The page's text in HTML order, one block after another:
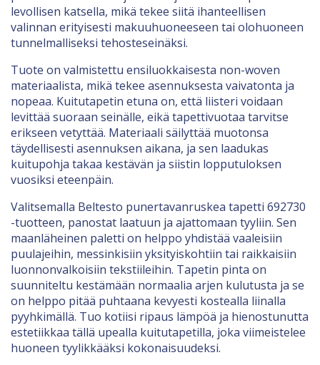
levollisen katsella, mikä tekee siitä ihanteellisen
valinnan erityisesti makuuhuoneeseen tai olohuoneen
tunnelmalliseksi tehosteseinäksi.
Tuote on valmistettu ensiluokkaisesta non-woven
materiaalista, mikä tekee asennuksesta vaivatonta ja
nopeaa. Kuitutapetin etuna on, että liisteri voidaan
levittää suoraan seinälle, eikä tapettivuotaa tarvitse
erikseen vetyttää. Materiaali säilyttää muotonsa
täydellisesti asennuksen aikana, ja sen laadukas
kuitupohja takaa kestävän ja siistin lopputuloksen
vuosiksi eteenpäin.
Valitsemalla Beltesto punertavanruskea tapetti 692730
-tuotteen, panostat laatuun ja ajattomaan tyyliin. Sen
maanläheinen paletti on helppo yhdistää vaaleisiin
puulajeihin, messinkisiin yksityiskohtiin tai raikkaisiin
luonnonvalkoisiin tekstiileihin. Tapetin pinta on
suunniteltu kestämään normaalia arjen kulutusta ja se
on helppo pitää puhtaana kevyesti kostealla liinalla
pyyhkimällä. Tuo kotiisi ripaus lämpöä ja hienostunutta
estetiikkaa tällä upealla kuitutapetilla, joka viimeistelee
huoneen tyylikkääksi kokonaisuudeksi.